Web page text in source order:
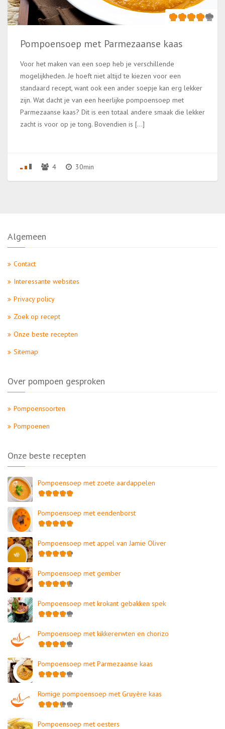
Pompoensoep met Parmezaanse kaas
Voor het maken van een soep heb je verschillende
mogelijkheden. Je hoeft niet altijd te kiezen voor een
standaard recept, want ook een ander soepje kan erg lekker
zijn. Wat dacht je van een heerlijke pompoensoep met
Parmezaanse kaas? Dit is een totaal andere smaak die lekker
zacht is voor op je tong. Bovendien is […]
4 30min
Algemeen
Contact
Interessante websites
Privacy policy
Zoek op recept
Onze beste recepten
Sitemap
Over pompoen gesproken
Pompoensoorten
Pompoenen
Onze beste recepten
Pompoensoep met zoete aardappelen
Pompoensoep met eendenborst
Pompoensoep met appel van Jamie Oliver
Pompoensoep met gember
Pompoensoep met krokant gebakken spek
Pompoensoep met kikkererwten en chorizo
Pompoensoep met Parmezaanse kaas
Romige pompoensoep met Gruyère kaas
Pompoensoep met oesters